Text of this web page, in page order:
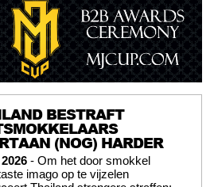
BESTRAFT
(NOG) HARDER
- Om het door smokkel
imago op te vijzelen